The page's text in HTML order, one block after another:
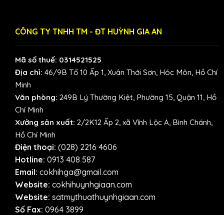
CÔNG TY TNHH TM - ĐT HUỲNH GIA AN
Mã số thuế: 0314521525
Địa chỉ: 46/9B Tổ 10 Ấp 1, Xuân Thới Sơn, Hóc Môn, Hồ Chí
Minh
Văn phòng: 249B Lý Thường Kiệt, Phường 15, Quận 11, Hồ
Chí Minh
Xưởng sản xuất: 2/2K12 Ấp 2, xã Vĩnh Lộc A, Bình Chánh,
Hồ Chí Minh
Điện thoại: (028) 2216 4606
Hotline: 0913 408 587
Email: cokhihga@gmail.com
Website: cokhihuynhgiaan.com
Website: satmythuathuynhgiaan.com
Số Fax: 0964 3899